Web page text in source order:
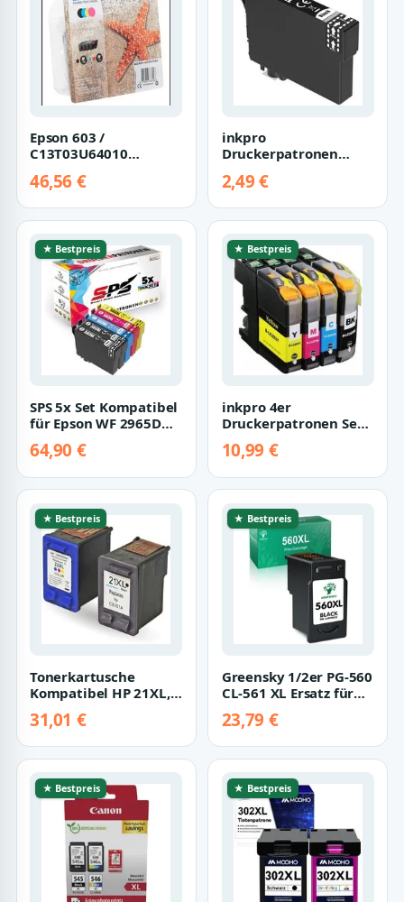
Epson 603 /
C13T03U64010
(4-tlg) Nachfülltinte
46,56 €
inkpro
Druckerpatronen
Epson 604 XL
2,49 €
★ Bestpreis
SPS 5x Set Kompatibel
für Epson WF 2965DWF
Druckerpatronen
(503XL) Tin…
64,90 €
★ Bestpreis
inkpro 4er
Druckerpatronen Set
LC-223 kompatibel
mit Brother LC223
10,99 €
★ Bestpreis
Tonerkartusche
Kompatibel HP 21XL,
Farben, (Set), 31…
31,01 €
★ Bestpreis
Greensky 1/2er PG-560
CL-561 XL Ersatz für
Tintenpatr…
23,79 €
★ Bestpreis ★ Bestpreis